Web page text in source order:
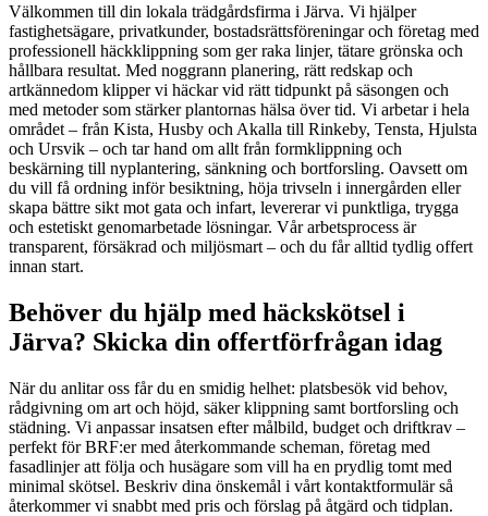
Välkommen till din lokala trädgårdsfirma i Järva. Vi hjälper
fastighetsägare, privatkunder, bostadsrättsföreningar och företag med
professionell häckklippning som ger raka linjer, tätare grönska och
hållbara resultat. Med noggrann planering, rätt redskap och
artkännedom klipper vi häckar vid rätt tidpunkt på säsongen och
med metoder som stärker plantornas hälsa över tid. Vi arbetar i hela
området – från Kista, Husby och Akalla till Rinkeby, Tensta, Hjulsta
och Ursvik – och tar hand om allt från formklippning och
beskärning till nyplantering, sänkning och bortforsling. Oavsett om
du vill få ordning inför besiktning, höja trivseln i innergården eller
skapa bättre sikt mot gata och infart, levererar vi punktliga, trygga
och estetiskt genomarbetade lösningar. Vår arbetsprocess är
transparent, försäkrad och miljösmart – och du får alltid tydlig offert
innan start.
Behöver du hjälp med häckskötsel i
Järva? Skicka din offertförfrågan idag
När du anlitar oss får du en smidig helhet: platsbesök vid behov,
rådgivning om art och höjd, säker klippning samt bortforsling och
städning. Vi anpassar insatsen efter målbild, budget och driftkrav –
perfekt för BRF:er med återkommande scheman, företag med
fasadlinjer att följa och husägare som vill ha en prydlig tomt med
minimal skötsel. Beskriv dina önskemål i vårt kontaktformulär så
återkommer vi snabbt med pris och förslag på åtgärd och tidplan.